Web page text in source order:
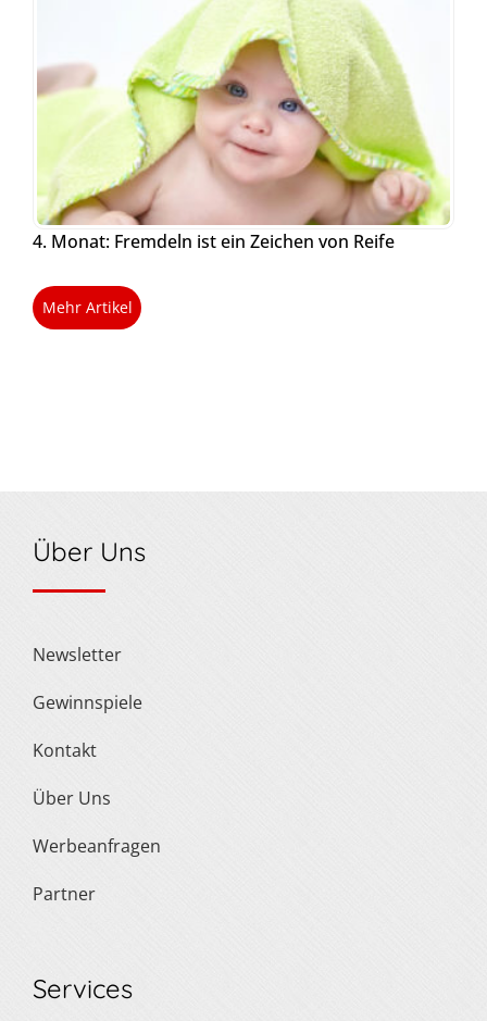
4. Monat: Fremdeln ist ein Zeichen von Reife
Mehr Artikel
Über Uns
Newsletter
Gewinnspiele
Kontakt
Über Uns
Werbeanfragen
Partner
Services